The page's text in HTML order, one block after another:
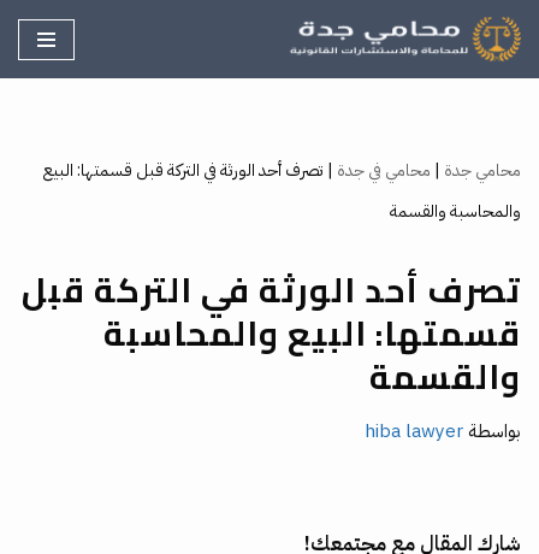
تخطى
محامي جدة | محامي في جدة | تصرف أحد الورثة في التركة قبل قسمتها: البيع
والمحاسبة والقسمة
تصرف أحد الورثة في التركة قبل
قسمتها: البيع والمحاسبة
والقسمة
بواسطة hiba lawyer
شارك المقال مع مجتمعك!